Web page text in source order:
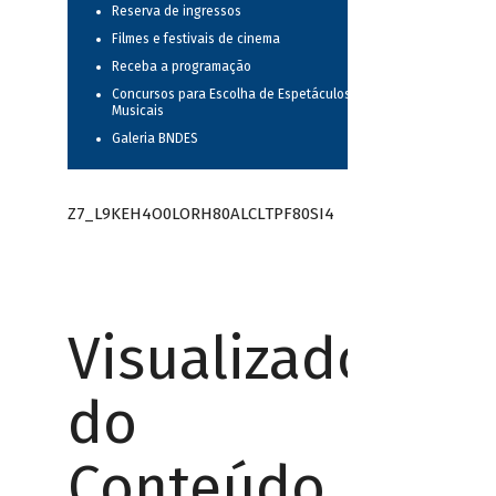
Reserva de ingressos
Filmes e festivais de cinema
Receba a programação
Concursos para Escolha de Espetáculos
Musicais
Galeria BNDES
Z7_L9KEH4O0LORH80ALCLTPF80SI4
Visualizador
do